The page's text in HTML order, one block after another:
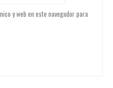
y web en este navegador para